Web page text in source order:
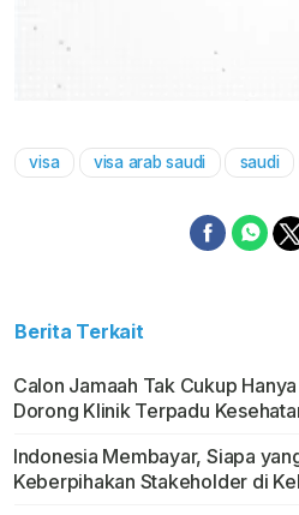
visa visa arab saudi saudi
Berita Terkait
Calon Jamaah Tak Cukup Hanya
Dorong Klinik Terpadu
Indonesia Membayar, Siapa
Keberpihakan Stakeholder di